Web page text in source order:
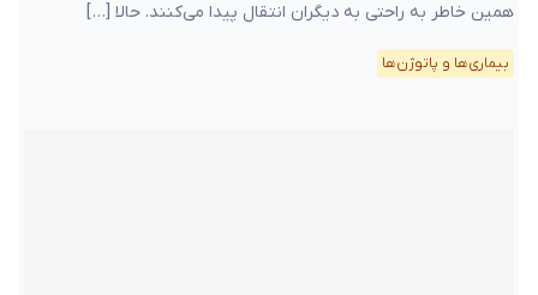
همین خاطر به راحتی به دیگران انتقال پیدا می‌کنند. حالا […]
بیماری‌ها و پاتوژن‌ها